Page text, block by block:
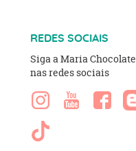
REDES SOCIAIS
Siga a Maria Chocolate
nas redes sociais